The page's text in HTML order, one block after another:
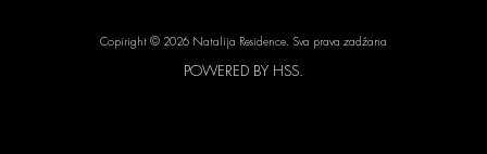
Copiright © 2026 Natalija Residence. Sva prava zadžana
POWERED BY HSS.